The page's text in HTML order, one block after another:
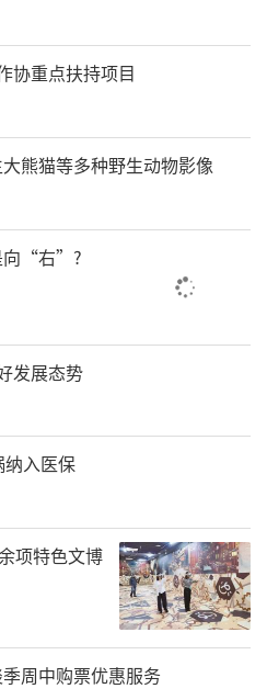
协重点扶持项目
熊猫等多种野生动物影像
向“右”?
发展态势
入医保
项特色文博
周中购票优惠服务